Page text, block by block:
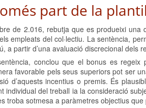
part de la
de 2.016, rebutja que es produeixi una
empleats del col·lectiu. La sentència,
a partir d’una avaluació discrecional dels
conclou que el bonus es
favorable pels seus superiors pot ser
d’aquests incentius o premis. És
individual del treball ia la consideració
troba sotmesa a paràmetres objectius